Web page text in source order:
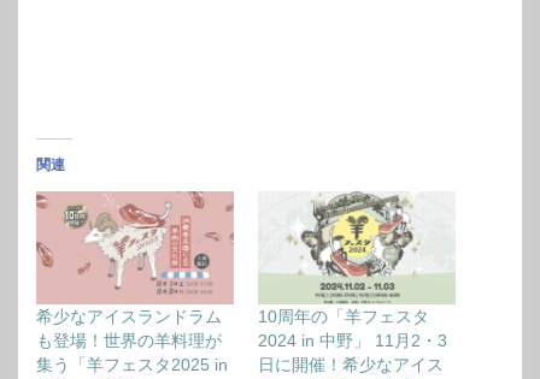
関連
希少なアイスランドラム
も登場！世界の羊料理が
集う「羊フェスタ2025 in
10周年の「羊フェスタ
2024 in 中野」 11月2・3
日に開催！希少なアイス